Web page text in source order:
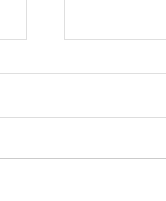
ポンチ
ホームペ